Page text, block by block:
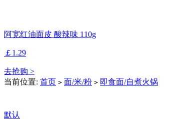
阿宽红油面皮 酸辣味 110g
￡1.29
去抢购 >
当前位置: 首页 > 面/米/粉 > 即食面/自煮火锅
默认